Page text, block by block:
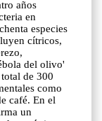
años
en
especies
cítricos,
del olivo'
de 300
como
café. En el
un